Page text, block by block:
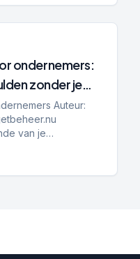
ondernemers:
zonder je
Auteur:
van je
meer zzp’ers